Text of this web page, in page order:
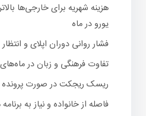
یورو در ماه
فشار روانی دوران اپلای و انتظار
تفاوت فرهنگی و زبان در
ریسک ریجکت در صورت پرونده
فاصله از خانواده و نیاز به